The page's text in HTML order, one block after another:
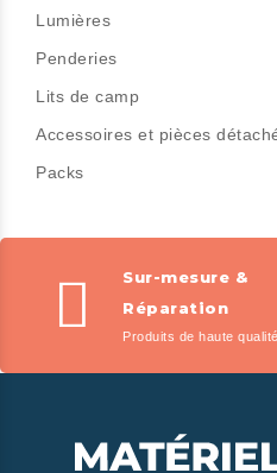
Lumières
Penderies
Lits de camp
Accessoires et pièces
Packs
Sur-mesure &
Réparation
Produits de haute qualité